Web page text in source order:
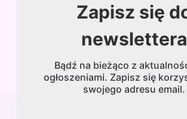
Zapisz się
newslettera
Bądź na bieżąco z
ogłoszeniami. Zapisz się
swojego adresu email.